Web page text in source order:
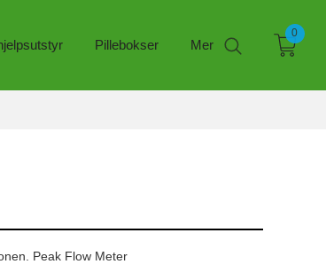
Pillebokser Mer
0
Peak Flow Meter